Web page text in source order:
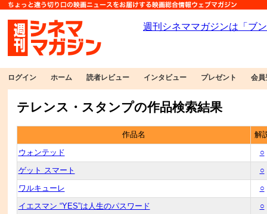
ログイン ホーム 読者レビュー インタビュー プレゼント 会員
テレンス・スタンプの作品検索結果
作品名 解
ウォンテッド ○
ゲット スマート ○
ワルキューレ ○
イエスマン “YES”は人生のパスワード ○